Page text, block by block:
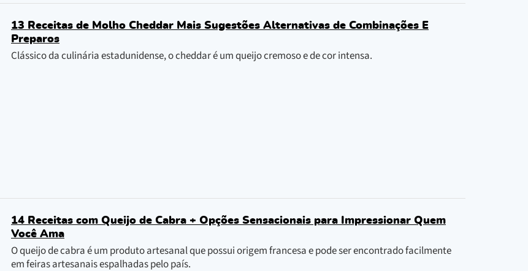
13 Receitas de Molho Cheddar Mais Sugestões Alternativas de Combinações E
Preparos
Clássico da culinária estadunidense, o cheddar é um queijo cremoso e de cor intensa.
14 Receitas com Queijo de Cabra + Opções Sensacionais para Impressionar Quem
Você Ama
O queijo de cabra é um produto artesanal que possui origem francesa e pode ser encontrado facilmente
em feiras artesanais espalhadas pelo país.